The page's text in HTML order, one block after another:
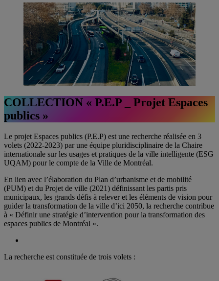
COLLECTION « P.E.P _ Projet Espaces
publics »
Le projet Espaces publics (P.E.P) est une recherche réalisée en 3
volets (2022-2023) par une équipe pluridisciplinaire de la Chaire
internationale sur les usages et pratiques de la ville intelligente (ESG
UQAM) pour le compte de la Ville de Montréal.
En lien avec l’élaboration du Plan d’urbanisme et de mobilité
(PUM) et du Projet de ville (2021) définissant les partis pris
municipaux, les grands défis à relever et les éléments de vision pour
guider la transformation de la ville d’ici 2050, la recherche contribue
à « Définir une stratégie d’intervention pour la transformation des
espaces publics de Montréal ».
La recherche est constituée de trois volets :